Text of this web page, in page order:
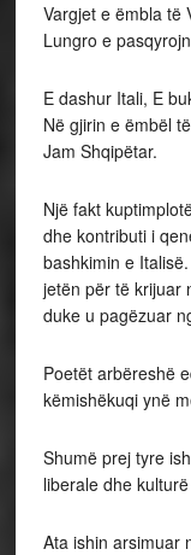
Vargjet e ëmbla të
Lungro e
E dashur Itali, E
Në gjirin e ëmbël
Jam Shqipëtar.
Një fakt
dhe kontributi i
bashkimin e
jetën për të krijuar
duke u pagëzuar
Poetët arbëreshë
këmishëkuqi ynë
Shumë prej tyre
liberale dhe
Ata ishin arsimuar